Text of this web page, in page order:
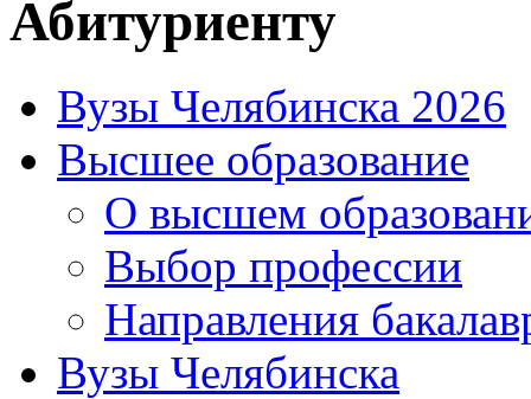
Абитуриенту
Вузы Челябинска 2026
Высшее образование
О высшем
Выбор профессии
Направления
Вузы Челябинска